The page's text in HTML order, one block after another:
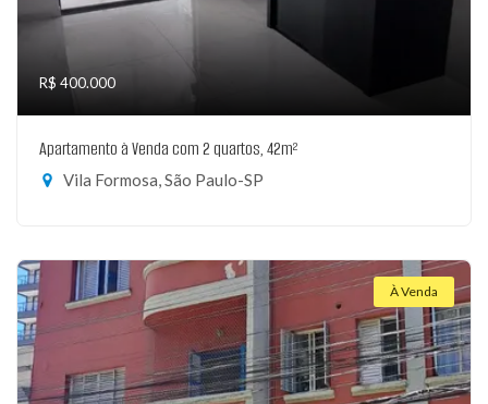
R$ 400.000
Apartamento à Venda com 2 quartos, 42m²
Vila Formosa, São Paulo-SP
À Venda